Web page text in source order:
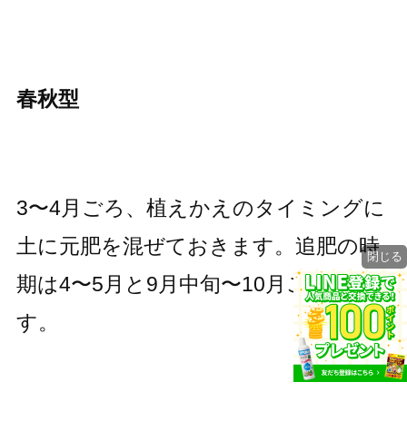
春秋型
3〜4月ごろ、植えかえのタイミングに
土に元肥を混ぜておきます。追肥の時
期は4〜5月と9月中旬〜10月ごろで
す。
閉じる